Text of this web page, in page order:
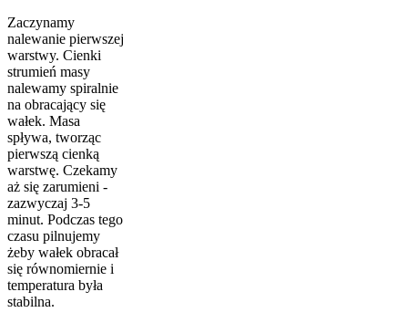
Zaczynamy
nalewanie pierwszej
warstwy. Cienki
strumień masy
nalewamy spiralnie
na obracający się
wałek. Masa
spływa, tworząc
pierwszą cienką
warstwę. Czekamy
aż się zarumieni -
zazwyczaj 3-5
minut. Podczas tego
czasu pilnujemy
żeby wałek obracał
się równomiernie i
temperatura była
stabilna.